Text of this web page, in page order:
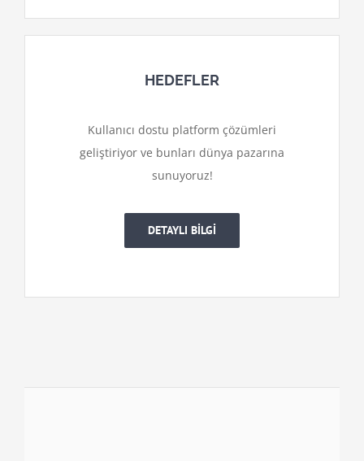
HEDEFLER
Kullanıcı dostu platform çözümleri
geliştiriyor ve bunları dünya pazarına
sunuyoruz!
DETAYLI BİLGİ